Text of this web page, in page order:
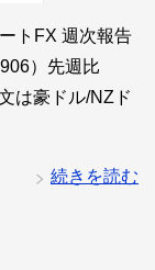
トFX 週次報告
）先週比
は豪ドル/NZド
続きを読む